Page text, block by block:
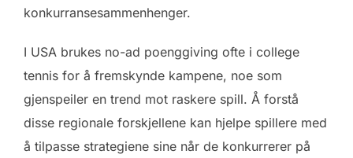
konkurransesammenhenger.
I USA brukes no-ad poenggiving ofte i college
tennis for å fremskynde kampene, noe som
gjenspeiler en trend mot raskere spill. Å forstå
disse regionale forskjellene kan hjelpe spillere med
å tilpasse strategiene sine når de konkurrerer på